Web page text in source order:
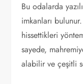
Bu odalarda
imkanları
hissettikleri
sayede,
alabilir ve çeşitli